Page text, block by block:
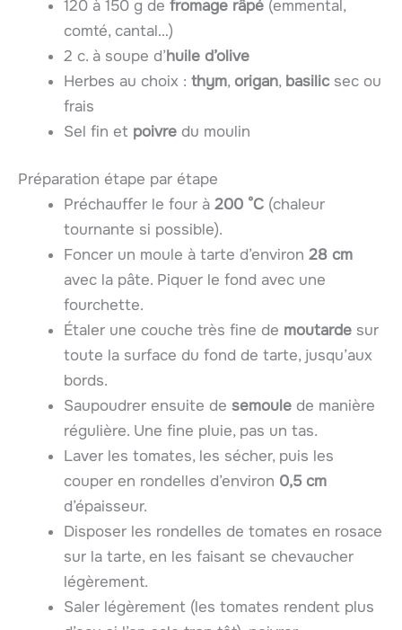
120 à 150 g de fromage râpé (emmental,
comté, cantal…)
2 c. à soupe d’huile d’olive
Herbes au choix : thym, origan, basilicsec ou
frais
Sel fin et poivre du moulin
Préparation étape par étape
Préchauffer le four à 200 °C (chaleur
tournante si possible).
Foncer un moule à tarte d’environ 28 cm
avec la pâte. Piquer le fond avec une
fourchette.
Étaler une couche très fine de moutarde sur
toute la surface du fond de tarte, jusqu’aux
bords.
Saupoudrer ensuite de semoule de manière
régulière. Une fine pluie, pas un tas.
Laver les tomates, les sécher, puis les
couper en rondelles d’environ 0,5 cm
d’épaisseur.
Disposer les rondelles de tomates en rosace
sur la tarte, en les faisant se chevaucher
légèrement.
Saler légèrement (les tomates rendent plus